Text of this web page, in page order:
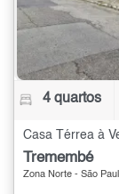
4 quartos
Casa Térrea à
Tremembé
Zona Norte - São